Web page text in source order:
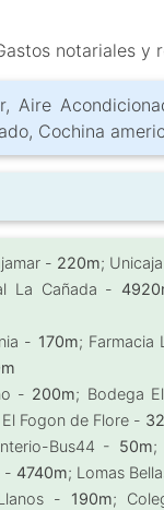
notariales y
Aire
Cochina
- 220m;
La Cañada -
- 170m; Farmacia
- 200m; Bodega
El Fogon de Flore -
Bus44 - 50m;
-4740m; Lomas
- 190m;